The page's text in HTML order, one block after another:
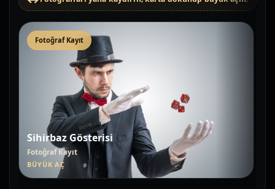
Fotoğraf Kayıt
Sihirbaz Gösterisi
Fotoğraf Kayıt
BÜYÜK AÇ